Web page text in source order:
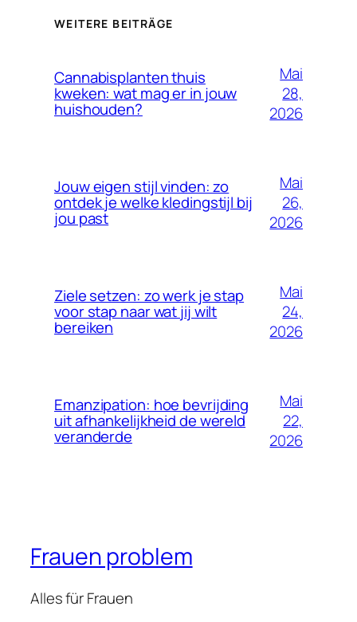
WEITERE BEITRÄGE
Cannabisplanten thuis
kweken: wat mag er in jouw
huishouden?
Mai
28,
2026
Jouw eigen stijl vinden: zo
ontdek je welke kledingstijl bij
jou past
Mai
26,
2026
Ziele setzen: zo werk je stap
voor stap naar wat jij wilt
bereiken
Mai
24,
2026
Emanzipation: hoe bevrijding
uit afhankelijkheid de wereld
veranderde
Mai
22,
2026
Frauen problem
Alles für Frauen